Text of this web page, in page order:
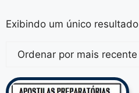
Exibindo um único resultado